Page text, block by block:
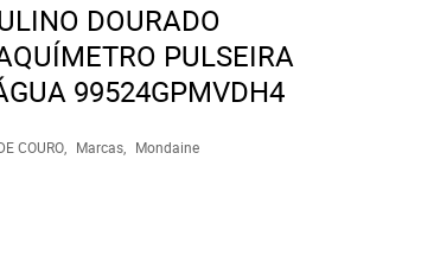
DOURADO
PULSEIRA
99524GPMVDH4
COURO Marcas
Mondaine